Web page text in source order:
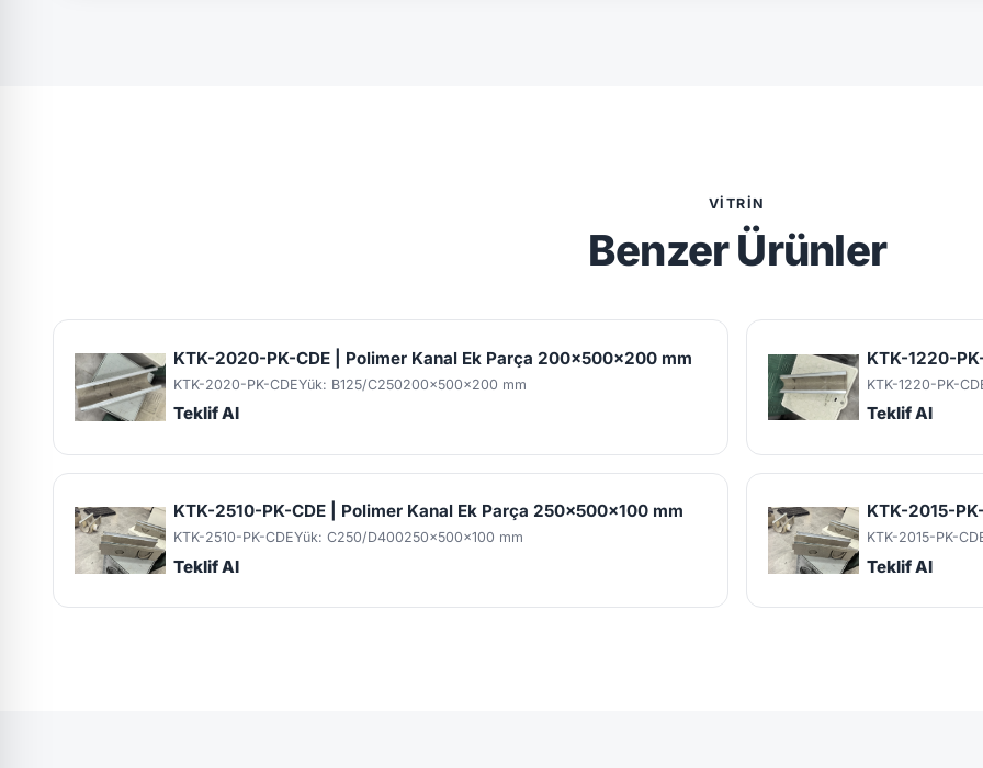
VITRIN
Benzer Ürünler
KTK-2020-PK-CDE | Polimer Kanal Ek Parça 200x500x200 mm
KTK-2020-PK-CDEYük: B125/C250200x500x200 mm
Teklif Al
KTK-1220-
KTK-1220-PK-
Teklif Al
KTK-2510-PK-CDE | Polimer Kanal Ek Parça 250x500x100 mm
KTK-2510-PK-CDEYük: C250/D400250x500x100 mm
Teklif Al
KTK-2015-
KTK-2015-PK-
Teklif Al